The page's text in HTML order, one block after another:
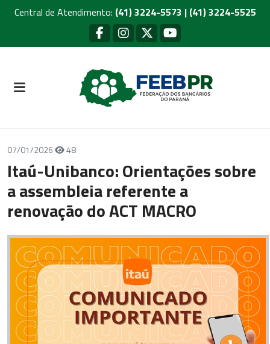
Central de Atendimento: (41) 3224-5573 | (41) 3224-5525
07/01/2026 48
Itaú-Unibanco: Orientações sobre
a assembleia referente a
renovação do ACT MACRO